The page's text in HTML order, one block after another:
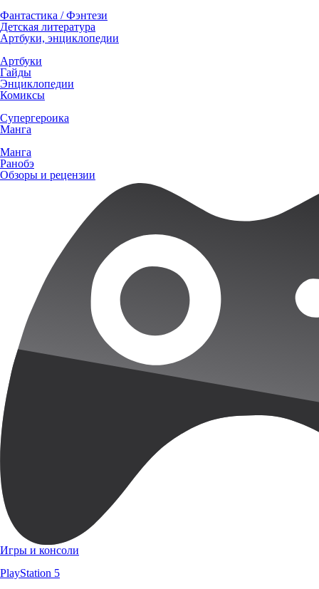
Фантастика / Фэнтези
Детская литература
Артбуки, энциклопедии
Артбуки
Гайды
Энциклопедии
Комиксы
Супергероика
Манга
Манга
Ранобэ
Обзоры и рецензии
Игры и консоли
PlayStation 5